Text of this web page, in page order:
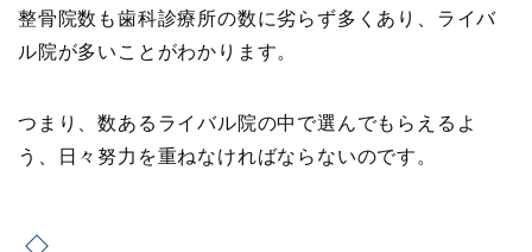
整骨院数も歯科診療所の数に劣らず多くあり、ライバ
ル院が多いことがわかります。
つまり、数あるライバル院の中で選んでもらえるよ
う、日々努力を重ねなければならないのです。